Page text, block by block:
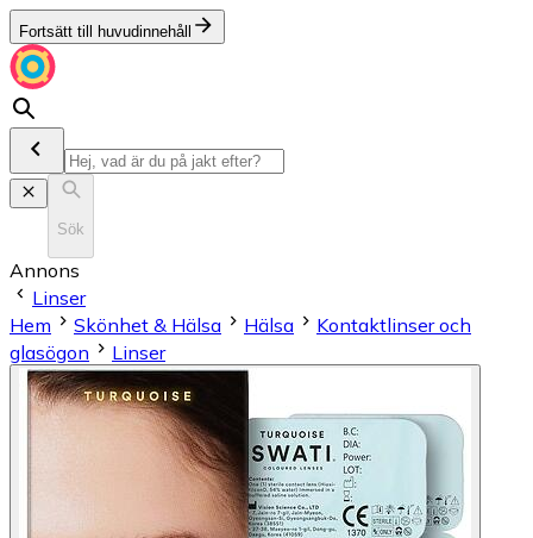
Fortsätt till huvudinnehåll
Sök
Annons
Linser
Hem
Skönhet & Hälsa Hälsa
Kontaktlinser och
glasögon
Linser